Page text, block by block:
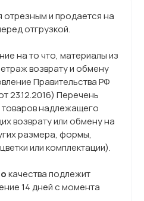
отрезным и продается на
отгрузкой.
на то что, материалы из
возврату и обмену
Правительства РФ
23.12.2016) Перечень
надлежащего
возврату или обмену на
размера, формы,
или комплектации).
качества подлежит
14 дней с момента